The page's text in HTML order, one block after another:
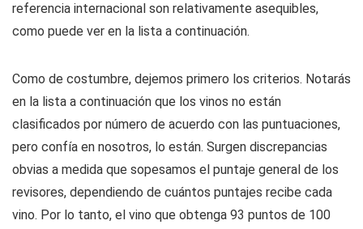
referencia internacional son relativamente asequibles,
como puede ver en la lista a continuación.
Como de costumbre, dejemos primero los criterios. Notarás
en la lista a continuación que los vinos no están
clasificados por número de acuerdo con las puntuaciones,
pero confía en nosotros, lo están. Surgen discrepancias
obvias a medida que sopesamos el puntaje general de los
revisores, dependiendo de cuántos puntajes recibe cada
vino. Por lo tanto, el vino que obtenga 93 puntos de 100